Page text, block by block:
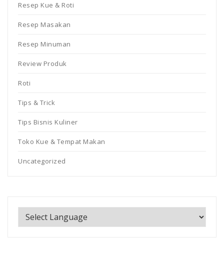
Resep Kue & Roti
Resep Masakan
Resep Minuman
Review Produk
Roti
Tips & Trick
Tips Bisnis Kuliner
Toko Kue & Tempat Makan
Uncategorized